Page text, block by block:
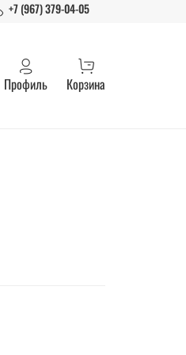
+7 (967) 379-04-05
Профиль Корзина